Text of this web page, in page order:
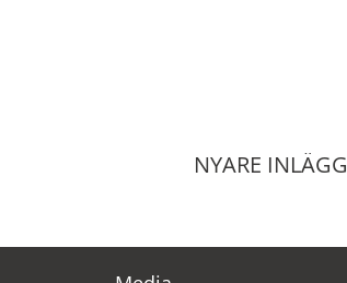
NYARE INLÄGG